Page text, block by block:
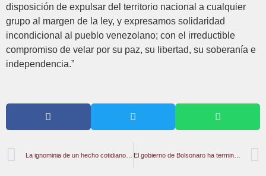
disposición de expulsar del territorio nacional a cualquier
grupo al margen de la ley, y expresamos solidaridad
incondicional al pueblo venezolano; con el irreductible
compromiso de velar por su paz, su libertad, su soberanía e
independencia.”
La ignominia de un hecho cotidiano que Michelle Bachelet ignora impunemente El gobierno de Bolsonaro ha terminado. ¿Y ahora qué?